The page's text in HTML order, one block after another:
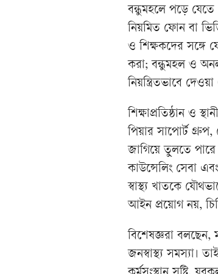
বন্ধুমহলে পড়ে যেতে
নিয়মিত ফোন বা
ও শিক্ষকদের সঙ্গে
করা; বন্ধুমহল ও
নিয়ন্ত্রিতভাবে
শিক্ষাপ্রতিষ্ঠান ও
পিয়ার সাপোর্ট
জাগিয়ে তুলতে
কাউন্সেলিং সেবা
স্বাস্থ্য খাতকে
আইন প্রয়োগ নয়,
বিশেষজ্ঞরা
জনস্বাস্থ্য সমস্যা।